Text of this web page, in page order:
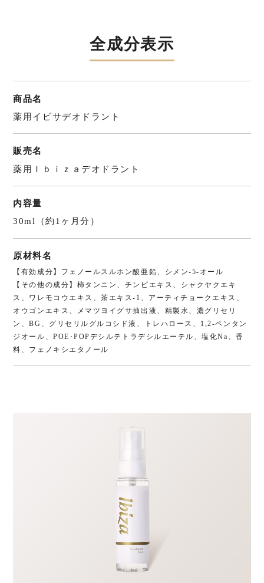
全成分表示
商品名
薬用イビサデオドラント
販売名
薬用Ｉｂｉｚａデオドラント
内容量
30ml（約1ヶ月分）
原材料名
【有効成分】フェノールスルホン酸亜鉛、シメン-5-オール
【その他の成分】柿タンニン、チンピエキス、シャクヤクエキ
ス、ワレモコウエキス、茶エキス-1、アーティチョークエキス、
オウゴンエキス、メマツヨイグサ抽出液、精製水、濃グリセリ
ン、BG、グリセリルグルコシド液、トレハロース、1,2-ペンタン
ジオール、POE･POPデシルテトラデシルエーテル、塩化Na、香
料、フェノキシエタノール